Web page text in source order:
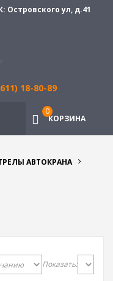
Островского ул, д.41
18-80-89
КОРЗИНА
0
АВТОКРАНА
Показать: